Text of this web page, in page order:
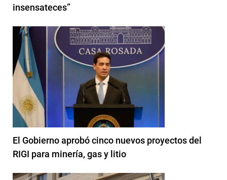
insensateces”
El Gobierno aprobó cinco nuevos proyectos del
RIGI para minería, gas y litio